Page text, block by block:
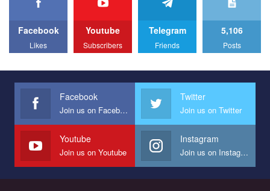
All you have to do is to press "Like" below the video.
Эмоционально сильный ролик от команды "Гей-альянс
представляющий программу развития организации.
Мы просим вас поддержать нас и помочь нам реализовать
наш план по борьбе с насилием и дискриминацией на почве
СОГИ в Украине.
Все, что вам нужно сделать - это зайти на наш канал YouTube
по этой ссылке и поставить лайк под видео.
Facebook
Likes
Youtube
Subscribers
Telegram
Friends
5,106
Posts
Facebook
Join us on Facebook
Twitter
Join us on Twitter
Youtube
Join us on Youtube
Instagram
Join us on Instagram